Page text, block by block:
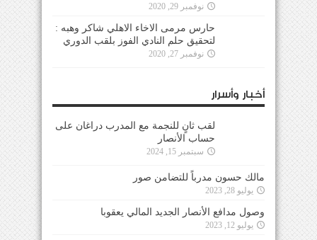
نوفمبر 29, 2020
حارس مرمى الاخاء الاهلي شاكر وهبه :
لتحقيق حلم النادي الفوز بلقب الدوري
نوفمبر 27, 2020
أخبار وأسرار
لقب ثانٍ للنجمة مع المدرب دراغان على
حساب الأنصار
سبتمبر 15, 2024
مالك حسون مدرباً للتضامن صور
يوليو 28, 2023
وصول مدافع الأنصار الجديد المالي يعقوبا
يوليو 12, 2023